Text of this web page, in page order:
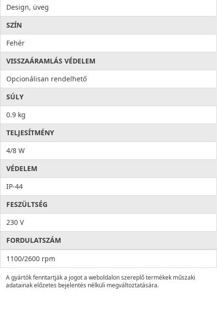
Design, üveg
SZÍN
Fehér
VISSZAÁRAMLÁS VÉDELEM
Opcionálisan rendelhető
SÚLY
0.9 kg
TELJESÍTMÉNY
4/8 W
VÉDELEM
IP-44
FESZÜLTSÉG
230 V
FORDULATSZÁM
1100/2600 rpm
A gyártók fenntartják a jogot a weboldalon szereplő termékek műszaki
adatainak előzetes bejelentés nélküli megváltoztatására.